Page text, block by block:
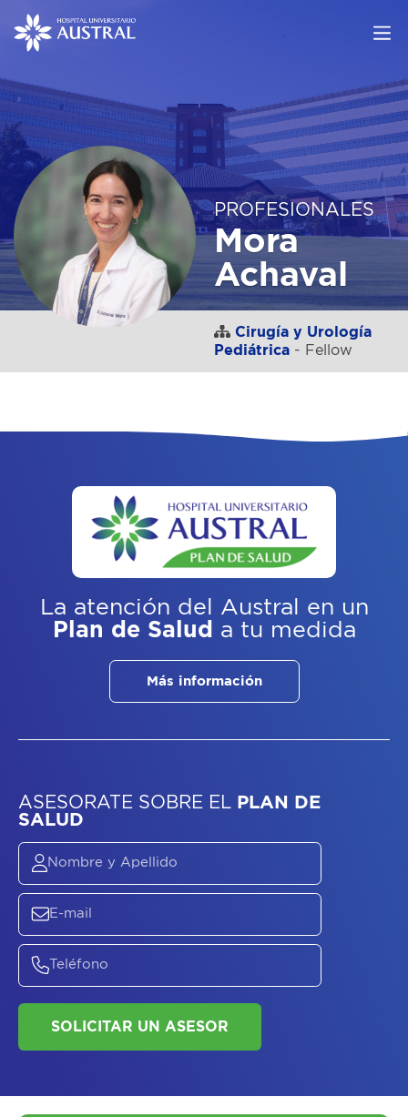
PROFESIONALES
Mora
Achaval
Cirugía y Urología
Pediátrica - Fellow
La atención del Austral
en un
Plan de Salud a tu medida
Más información
ASESORATE SOBREELPLAN DE
SALUD